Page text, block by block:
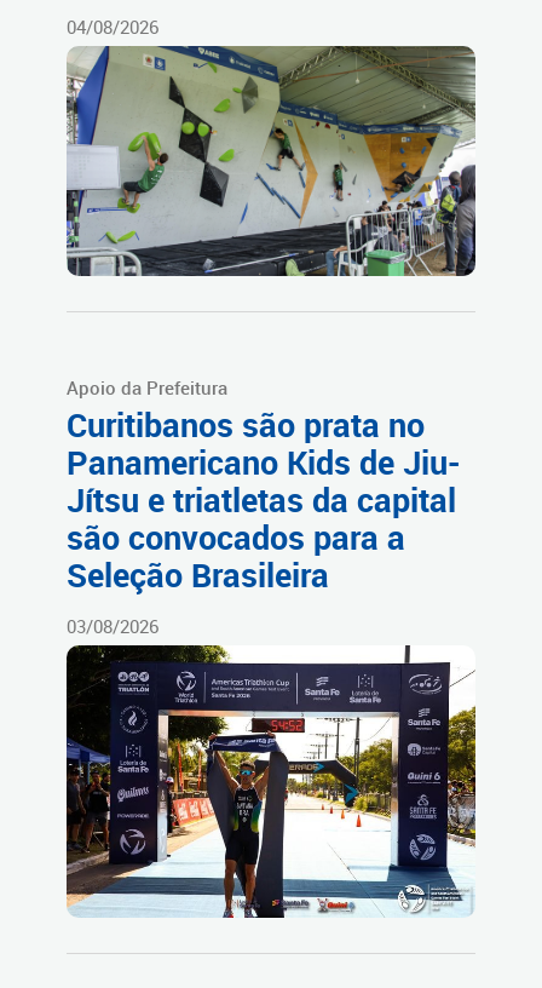
04/08/2026
Apoio da Prefeitura
Curitibanos são prata no
Panamericano Kids de Jiu-
Jítsu e triatletas da capital
são convocados para a
Seleção Brasileira
03/08/2026